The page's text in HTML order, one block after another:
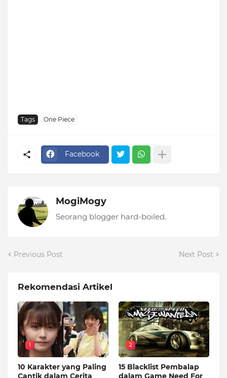
Tags One Piece
Facebook
MogiMogy
Seorang blogger hard-boiled.
Previous Post Next Post
Rekomendasi Artikel
1
10 Karakter yang Paling
Cantik dalam Cerita
2
15 Blacklist Pembalap
dalam Game Need For